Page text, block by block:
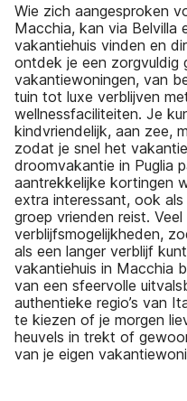
Wie zich aangesproken
Macchia, kan via Belvilla
vakantiehuis vinden en
ontdek je een zorgvuldig
vakantiewoningen, van
tuin tot luxe verblijven
wellnessfaciliteiten. Je
kindvriendelijk, aan zee,
zodat je snel het
droomvakantie in Puglia
aantrekkelijke kortingen
extra interessant, ook
groep vrienden reist.
verblijfsmogelijkheden,
als een langer verblijf
vakantiehuis in Macchia
van een sfeervolle
authentieke regio’s van
te kiezen of je morgen
heuvels in trekt of
van je eigen